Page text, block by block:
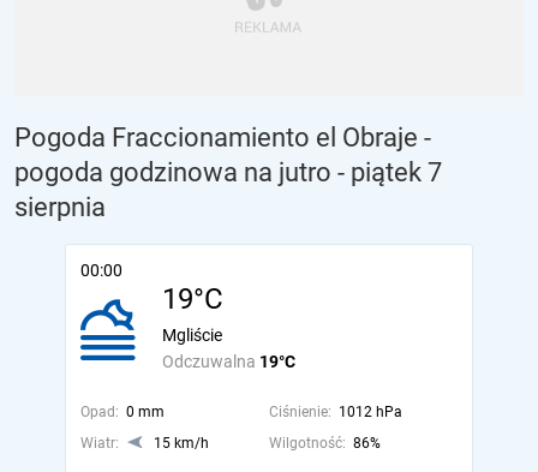
Pogoda Fraccionamiento el Obraje -
pogoda godzinowa na jutro - piątek 7
sierpnia
00:00
19°C
Odczuwalna 19°C
Mgliście
Opad: 0 mm Ciśnienie: 1012 hPa
Wiatr:
15 km/h Wilgotność: 86%